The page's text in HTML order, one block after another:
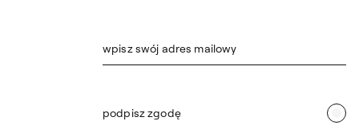
wpisz swój adres mailowy
podpisz zgodę